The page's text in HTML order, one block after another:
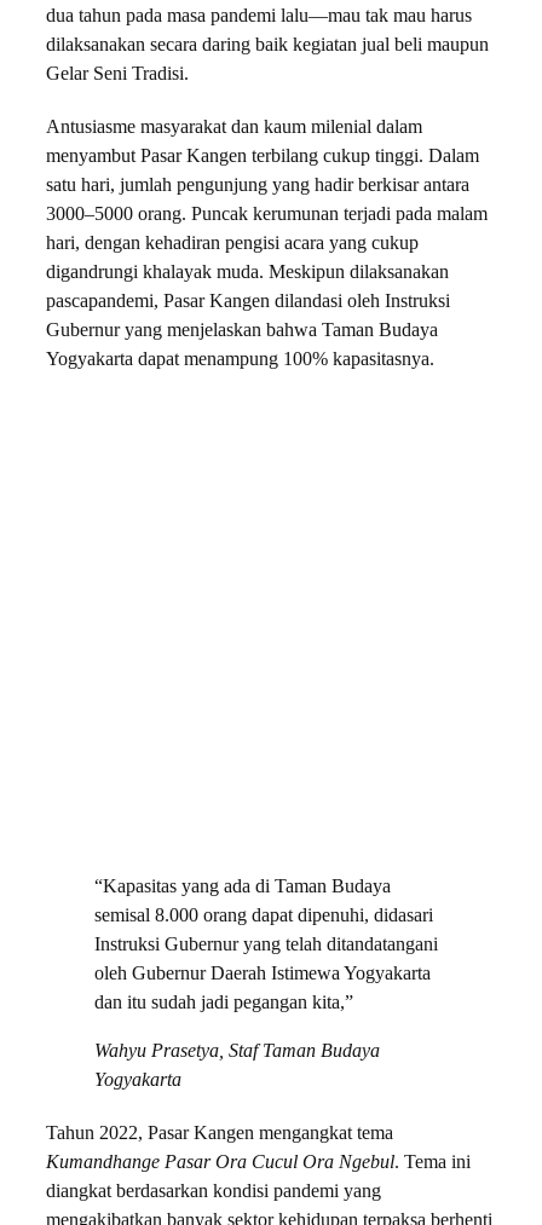
dua tahun pada masa pandemi lalu—mau tak mau harus
dilaksanakan secara daring baik kegiatan jual beli maupun
Gelar Seni Tradisi.
Antusiasme masyarakat dan kaum milenial dalam
menyambut Pasar Kangen terbilang cukup tinggi. Dalam
satu hari, jumlah pengunjung yang hadir berkisar antara
3000–5000 orang. Puncak kerumunan terjadi pada malam
hari, dengan kehadiran pengisi acara yang cukup
digandrungi khalayak muda. Meskipun dilaksanakan
pascapandemi, Pasar Kangen dilandasi oleh Instruksi
Gubernur yang menjelaskan bahwa Taman Budaya
Yogyakarta dapat menampung 100% kapasitasnya.
“Kapasitas yang ada di Taman Budaya
semisal 8.000 orang dapat dipenuhi, didasari
Instruksi Gubernur yang telah ditandatangani
oleh Gubernur Daerah Istimewa Yogyakarta
dan itu sudah jadi pegangan kita,”
Wahyu Prasetya, Staf Taman Budaya
Yogyakarta
Tahun 2022, Pasar Kangen mengangkat tema
Kumandhange Pasar Ora Cucul Ora Ngebul. Tema ini
diangkat berdasarkan kondisi pandemi yang
mengakibatkan banyak sektor kehidupan terpaksa berhenti